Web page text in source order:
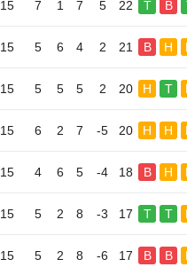
15 7 1 7 5 22 T B
15 5 6 4 2 21 B H
15 5 5 5 2 20 H T
15 6 2 7 -5 20 H H
15 4 6 5 -4 18 B H
15 5 2 8 -3 17 T T
15 5 2 8 -6 17 B B